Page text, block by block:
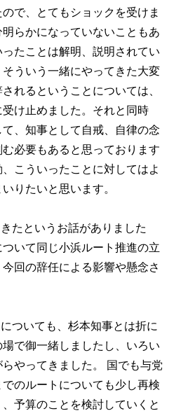
で、とてもショックを受けま
らかになっていないこともあ
たことは解明、説明されてい
ういう一緒にやってきた大変
れるということについては、
け止めました。それと同時
、知事として自戒、自律の念
必要もあると思っております
こういったことに対してはよ
りたいと思います。
たというお話がありました
いて同じ小浜ルート推進の立
回の辞任による影響や懸念さ
ついても、杉本知事とは折に
で御一緒しましたし、いろい
やってきました。 国でも与党
のルートについても少し再検
予算のことを検討していくと